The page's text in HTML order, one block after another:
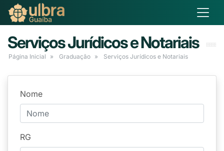
Serviços Jurídicos e Notariais
Página Inicial Graduação Serviços Jurídicos e Notariais
Nome
RG